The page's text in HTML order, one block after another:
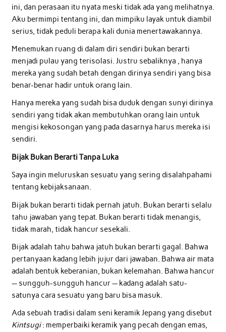
ini, dan perasaan itu nyata meski tidak ada yang melihatnya.
Aku bermimpi tentang ini, dan mimpiku layak untuk diambil
serius, tidak peduli berapa kali dunia menertawakannya.
Menemukan ruang di dalam diri sendiri bukan berarti
menjadi pulau yang terisolasi. Justru sebaliknya , hanya
mereka yang sudah betah dengan dirinya sendiri yang bisa
benar-benar hadir untuk orang lain.
Hanya mereka yang sudah bisa duduk dengan sunyi dirinya
sendiri yang tidak akan membutuhkan orang lain untuk
mengisi kekosongan yang pada dasarnya harus mereka isi
sendiri.
Bijak Bukan Berarti Tanpa Luka
Saya ingin meluruskan sesuatu yang sering disalahpahami
tentang kebijaksanaan.
Bijak bukan berarti tidak pernah jatuh. Bukan berarti selalu
tahu jawaban yang tepat. Bukan berarti tidak menangis,
tidak marah, tidak hancur sesekali.
Bijak adalah tahu bahwa jatuh bukan berarti gagal. Bahwa
pertanyaan kadang lebih jujur dari jawaban. Bahwa air mata
adalah bentuk keberanian, bukan kelemahan. Bahwa hancur
— sungguh-sungguh hancur — kadang adalah satu-
satunya cara sesuatu yang baru bisa masuk.
Ada sebuah tradisi dalam seni keramik Jepang yang disebut
Kintsugi: memperbaiki keramik yang pecah dengan emas,